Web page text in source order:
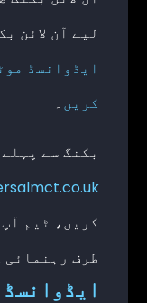
لیے آن لائن
ایڈوانسڈ
کریں۔
بکنگ سے
کریں، ٹیم
طرف رہنمائی